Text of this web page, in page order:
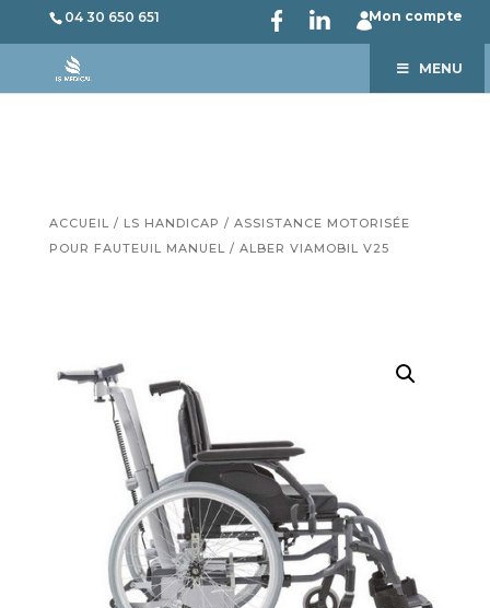
04 30 650 651 Mon compte
MENU
ACCUEIL / LS HANDICAP / ASSISTANCE MOTORISÉE
POUR FAUTEUIL MANUEL / ALBER VIAMOBIL V25